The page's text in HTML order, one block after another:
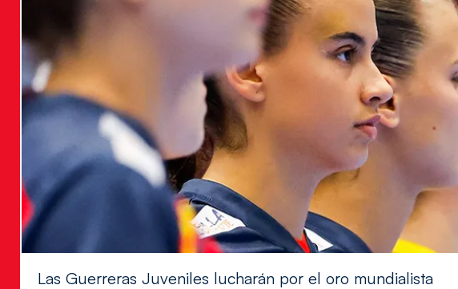
Las Guerreras Juveniles lucharán por el oro mundialista